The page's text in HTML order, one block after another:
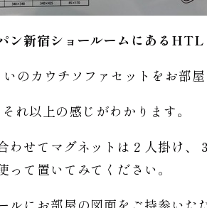
ン新宿ショールームにある
のカウチソファセットをお部屋
れ以上の感じがわかります。
わせてマグネットは２人掛け
って置いてみてください。